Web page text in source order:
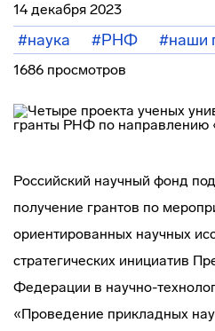
14 декабря 2023
#наука #РНФ #наши
1686 просмотров
Российский научный фонд
получение грантов по
ориентированных научных
стратегических инициатив
Федерации в научно-
«Проведение прикладных